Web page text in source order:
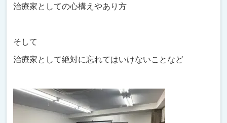
治療家としての心構えやあり方
そして
治療家として絶対に忘れてはいけないことなど